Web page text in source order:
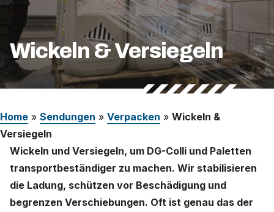
Wickeln & Versiegeln
Home » Sendungen » Verpacken » Wickeln &
Versiegeln
Wickeln und Versiegeln, um DG-Colli und Paletten
transportbeständiger zu machen. Wir stabilisieren
die Ladung, schützen vor Beschädigung und
begrenzen Verschiebungen. Oft ist genau das der
Special Cargo College
Isologic
Leistungen
Über uns
Karriere
Deutschland (Deutsch)